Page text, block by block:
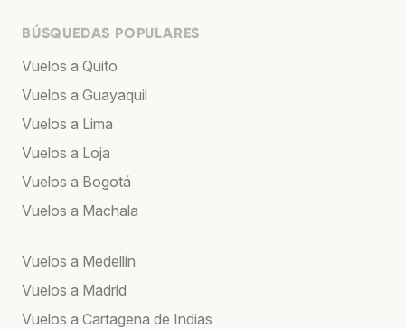
BÚSQUEDAS POPULARES
Vuelos a Quito
Vuelos a Guayaquil
Vuelos a Lima
Vuelos a Loja
Vuelos a Bogotá
Vuelos a Machala
Vuelos a Medellín
Vuelos a Madrid
Vuelos a Cartagena de Indias